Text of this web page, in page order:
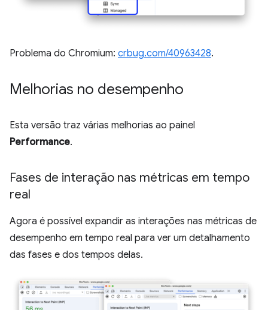
Problema do Chromium: crbug.com/40963428.
Melhorias no desempenho
Esta versão traz várias melhorias ao painel
Performance.
Fases de interação nas métricas em tempo
real
Agora é possível expandir as interações nas métricas de
desempenho em tempo real para ver um detalhamento
das fases e dos tempos delas.